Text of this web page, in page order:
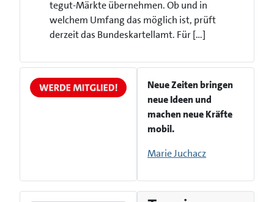
tegut-Märkte übernehmen. Ob und in
welchem Umfang das möglich ist, prüft
derzeit das Bundeskartellamt. Für […]
Neue Zeiten bringen
neue Ideen und
machen neue Kräfte
mobil.
Marie Juchacz